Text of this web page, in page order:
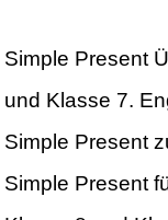
Simple Present
und Klasse 7.
Simple Present
Simple Present